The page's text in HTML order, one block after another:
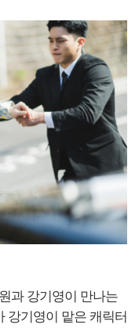
과 강기영이 만나는
강기영이 맡은 캐릭터